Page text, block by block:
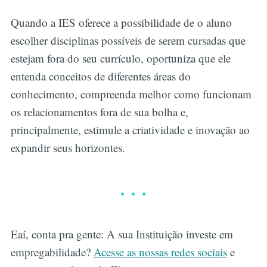
Quando a IES oferece a possibilidade de o aluno
escolher disciplinas possíveis de serem cursadas que
estejam fora do seu currículo, oportuniza que ele
entenda conceitos de diferentes áreas do
conhecimento, compreenda melhor como funcionam
os relacionamentos fora de sua bolha e,
principalmente, estimule a criatividade e inovação ao
expandir seus horizontes.
Eaí, conta pra gente: A sua Instituição investe em
empregabilidade? Acesse as nossas redes sociaise